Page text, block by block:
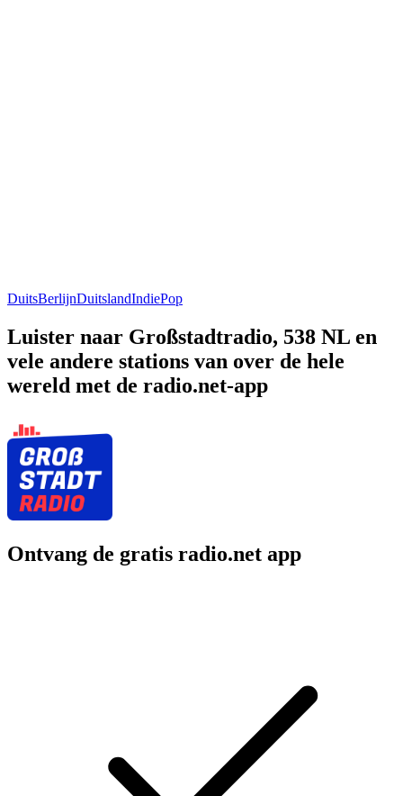
DuitsBerlijnDuitslandIndiePop
Luister naar Großstadtradio, 538 NL en
vele andere stations van over de hele
wereld met de radio.net-app
Ontvang de gratis radio.net app